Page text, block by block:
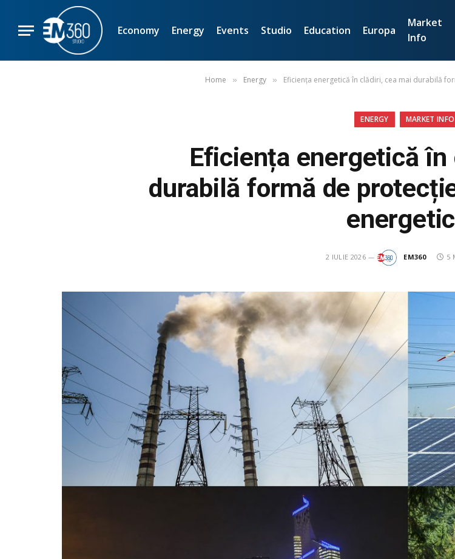
Economy Energy Events Studio Education Europa
Market
Info
Home » Energy » Eficiența energetică în clădiri, cea mai durabilă
ENERGY MARKET INFO
Eficiența energetică
durabilă formă de
2 IULIE 2026 EM360 5